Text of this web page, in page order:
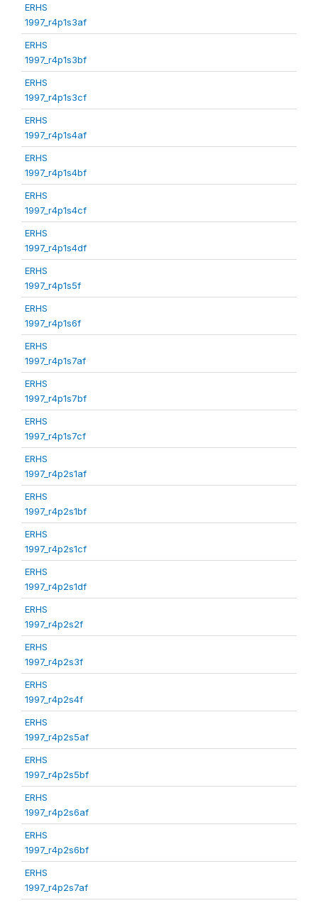
ERHS
1997_r4p1s3af
ERHS
1997_r4p1s3bf
ERHS
1997_r4p1s3cf
ERHS
1997_r4p1s4af
ERHS
1997_r4p1s4bf
ERHS
1997_r4p1s4cf
ERHS
1997_r4p1s4df
ERHS
1997_r4p1s5f
ERHS
1997_r4p1s6f
ERHS
1997_r4p1s7af
ERHS
1997_r4p1s7bf
ERHS
1997_r4p1s7cf
ERHS
1997_r4p2s1af
ERHS
1997_r4p2s1bf
ERHS
1997_r4p2s1cf
ERHS
1997_r4p2s1df
ERHS
1997_r4p2s2f
ERHS
1997_r4p2s3f
ERHS
1997_r4p2s4f
ERHS
1997_r4p2s5af
ERHS
1997_r4p2s5bf
ERHS
1997_r4p2s6af
ERHS
1997_r4p2s6bf
ERHS
1997_r4p2s7af